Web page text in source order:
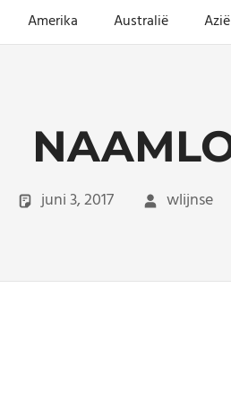
Amerika Australië Azië
juni 3, 2017 wlijnse